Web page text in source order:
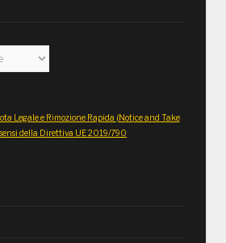
Legale e Rimozione Rapida (Notice and Take
della Direttiva UE 2019/790